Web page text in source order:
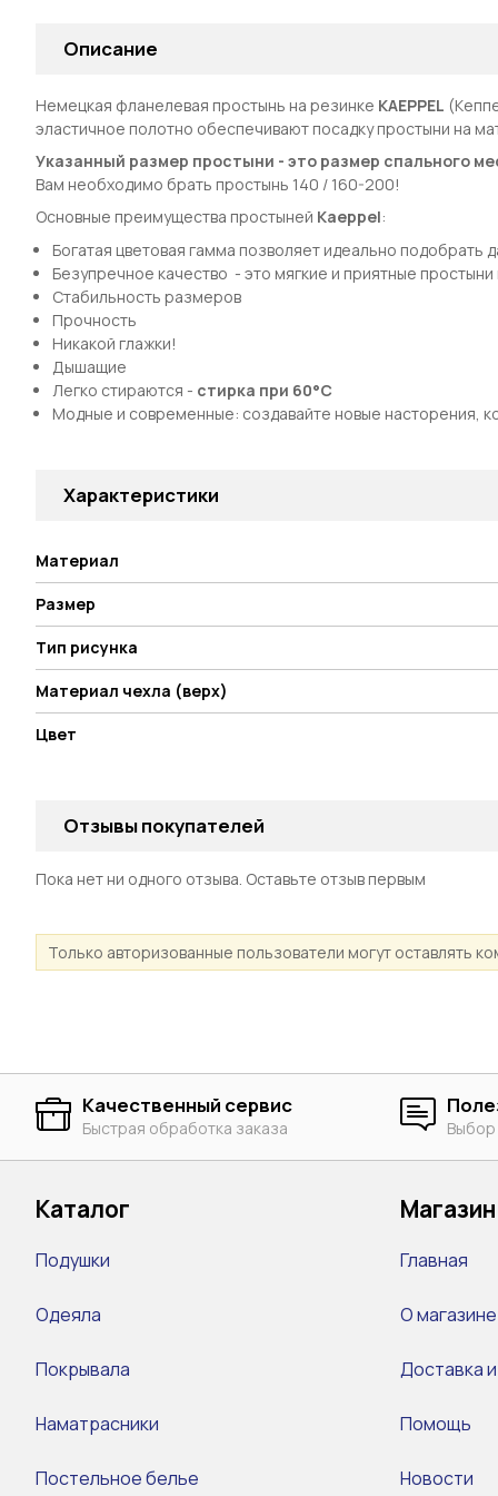
Описание
Немецкая фланелевая простынь на резинке KAEPPEL
эластичное полотно обеспечивают посадку простыни на
Указанный размер простыни - это размер спального
Вам необходимо брать простынь 140 / 160-200!
Основные преимущества простыней Kaeppel:
Богатая цветовая гамма позволяет идеально
Безупречное качество - это мягкие и приятные
Стабильность размеров
Прочность
Никакой глажки!
Дышащие
Легко стираются - стирка при 60°С
Модные и современные: создавайте новые насторения,
Характеристики
Материал
Размер
Тип рисунка
Материал чехла (верх)
Цвет
Отзывы покупателей
Пока нет ни одного отзыва. Оставьте отзыв первым
Только авторизованные пользователи могут оставлять
Качественный сервис
Быстрая обработка заказа
Каталог
Подушки
Одеяла
Покрывала
Наматрасники
Постельное белье
Магазин
Главная
О магазине
Доставка
Помощь
Новости